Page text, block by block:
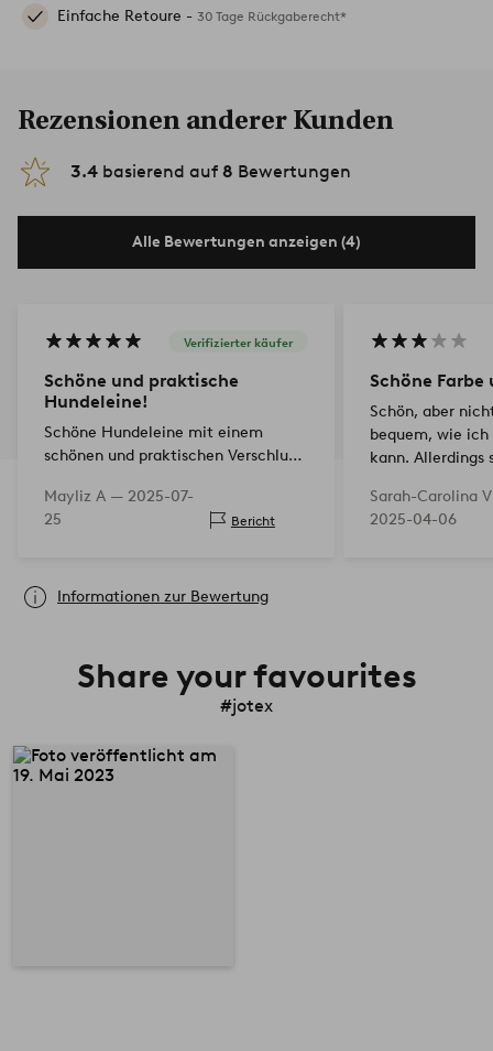
Einfache Retoure - 30 Tage Rückgaberecht*
Rezensionen anderer Kunden
3.4 basierend auf 8 Bewertungen
Alle Bewertungen anzeigen (4)
Verifizierter käufer
Schöne und praktische
Hundeleine!
Schöne Hundeleine mit einem
schönen und praktischen Verschluss,
öffnen ist! Sehr zufrieden!👍😊
Mayliz A — 2025-07-
25
Bericht
Schöne Farbe
Schön, aber
bequem, wie
kann. Allerdings
der Stadt.
Sarah-Carolina
2025-04-06
Informationen zur Bewertung
Share your favourites
#jotex